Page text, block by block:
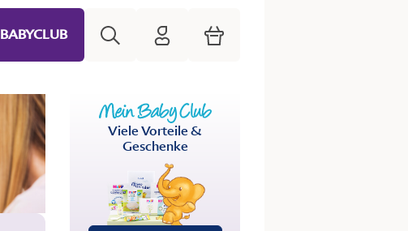
BABYCLUB HiPP Mein Babyclub
Warenkorb
Viele Vorteile &
Geschenke